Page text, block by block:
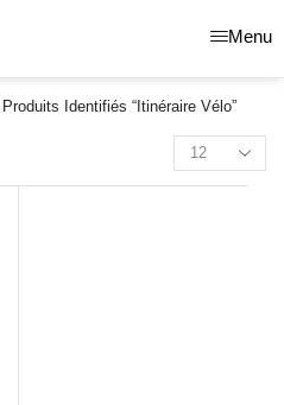
Menu
Produits Identifiés “itinéraire Vélo”